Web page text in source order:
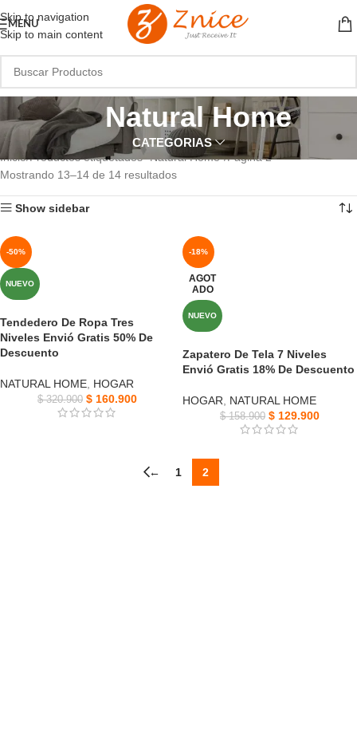
Skip to navigation
Skip to main content
MENU
Natural Home
CATEGORIAS
Inicio Productos etiquetados “Natural Home” Página 2
Mostrando 13–14 de 14 resultados
Show sidebar
-50%
NUEVO
Tendedero De Ropa Tres
Niveles Envió Gratis 50% De
Descuento
NATURAL HOME HOGAR
$320.900 $ 160.900
-18%
AGOT
ADO
NUEVO
Zapatero De Tela 7 Niveles
Envió Gratis 18% De Descuento
HOGAR NATURAL HOME
$158.900 $ 129.900
← 1 2